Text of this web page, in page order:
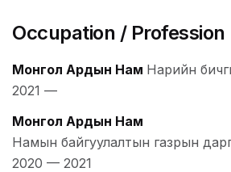
Occupation / Profession
Монгол Ардын Нам Нарийн
2021 —
Монгол Ардын Нам
Намын байгуулалтын газрын
2020 — 2021